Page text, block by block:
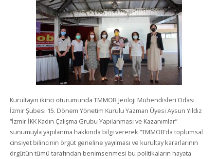
Kurultayın ikinci oturumunda TMMOB Jeoloji Mühendisleri Odası
İzmir Şubesi 15. Dönem Yönetim Kurulu Yazman Üyesi Aysun Yıldız
“İzmir İKK Kadın Çalışma Grubu Yapılanması ve Kazanımlar”
sunumuyla yapılanma hakkında bilgi vererek “TMMOB’da toplumsal
cinsiyet bilincinin örgüt geneline yayılması ve kurultay kararlarının
örgütün tümü tarafından benimsenmesi bu politikaların hayata